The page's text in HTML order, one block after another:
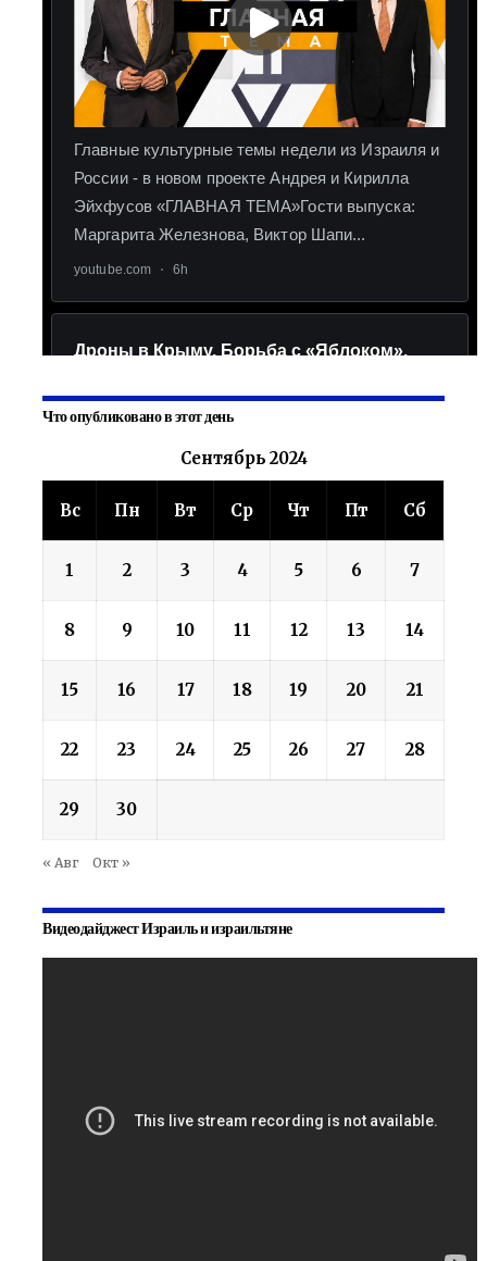
Что опубликовано в этот день
Сентябрь 2024
Вс Пн Вт Ср Чт Пт Сб
1 2 3 4 5 6 7
8 9 10 11 12 13 14
15 16 17 18 19 20 21
22 23 24 25 26 27 28
29 30
« Авг Окт »
Видеодайджест Израиль и израильтяне